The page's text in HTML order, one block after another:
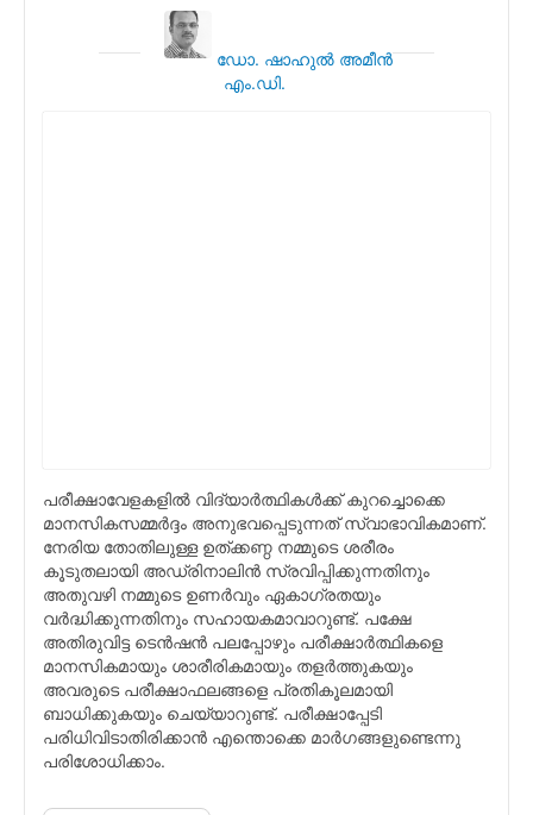
ഡോ. ഷാഹുല്‍ അമീന്‍
എം.ഡി.
പരീക്ഷാവേളകളില്‍ വിദ്യാര്‍ത്ഥികള്‍ക്ക് കുറച്ചൊക്കെ
മാനസികസമ്മര്‍ദ്ദം അനുഭവപ്പെടുന്നത് സ്വാഭാവികമാണ്.
നേരിയ തോതിലുള്ള ഉത്ക്കണ്ഠ നമ്മുടെ ശരീരം
കൂടുതലാ‍യി അഡ്രിനാലിന്‍ സ്രവിപ്പിക്കുന്നതിനും
അതുവഴി നമ്മുടെ ഉണര്‍വും ഏകാഗ്രതയും
വര്‍ദ്ധിക്കുന്നതിനും സഹായകമാവാറുണ്ട്. പക്ഷേ
അതിരുവിട്ട ടെന്‍ഷന്‍ പലപ്പോഴും പരീക്ഷാര്‍ത്ഥികളെ
മാനസികമായും ശാരീരികമായും തളര്‍ത്തുകയും
അവരുടെ പരീക്ഷാഫലങ്ങളെ പ്രതികൂലമായി
ബാധിക്കുകയും ചെയ്യാറുണ്ട്. പരീക്ഷാപ്പേടി
പരിധിവിടാതിരിക്കാന്‍ എന്തൊക്കെ മാര്‍ഗങ്ങളുണ്ടെന്നു
പരിശോധിക്കാം.